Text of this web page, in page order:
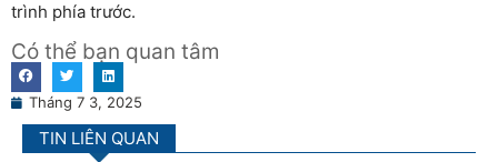
trình phía trước.
Có thể bạn quan tâm
Tháng 7 3, 2025
TIN LIÊN QUAN